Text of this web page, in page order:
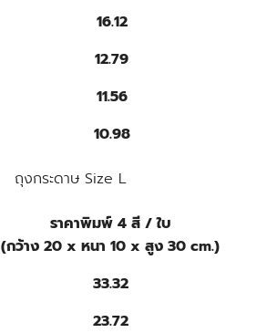
16.12
12.79
11.56
10.98
ถุงกระดาษ Size L
ราคาพิมพ์ 4 สี / ใบ
(กว้าง 20 x หนา 10 x สูง 30 cm.)
33.32
23.72